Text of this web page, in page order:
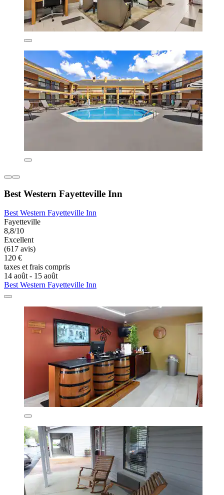
Best Western Fayetteville Inn
Best Western Fayetteville Inn
Fayetteville
8,8/10
Excellent
(617 avis)
120 €
taxes et frais compris
14 août - 15 août
Best Western Fayetteville Inn